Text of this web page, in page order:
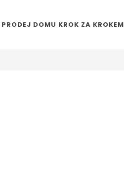
PRODEJ DOMU KROK ZA KROKEM